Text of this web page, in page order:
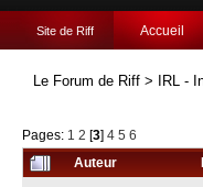
Site de Riff Accueil
Le Forum de Riff > IRL -
Pages: 1 2 [3] 4 5 6
Auteur